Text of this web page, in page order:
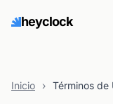
heyclock
Inicio › Términos de